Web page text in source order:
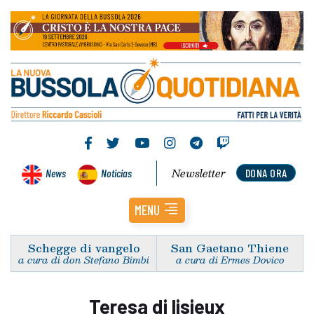
News Noticias DONA ORA
Newsletter
MENU
Schegge di vangelo
a cura di don Stefano Bimbi
San Gaetano Thiene
a cura di Ermes Dovico
Teresa di lisieux